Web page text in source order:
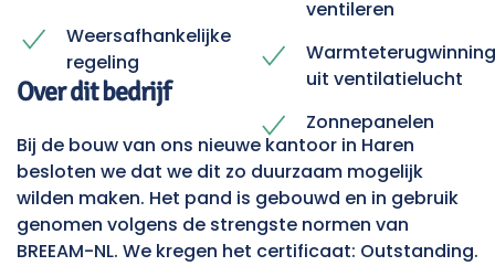
ventileren
Warmteterugwinning
uit ventilatielucht
Weersafhankelijke
regeling
Zonnepanelen
Over dit bedrijf
Bij de bouw van ons nieuwe kantoor in Haren
besloten we dat we dit zo duurzaam mogelijk
wilden maken. Het pand is gebouwd en in gebruik
genomen volgens de strengste normen van
BREEAM-NL. We kregen het certificaat: Outstanding.